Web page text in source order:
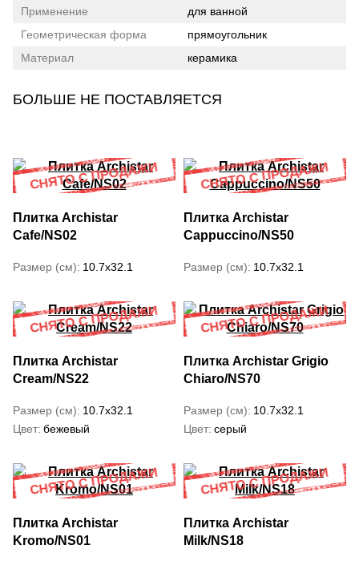
Применение
для ванной
Геометрическая форма
прямоугольник
Материал
керамика
БОЛЬШЕ НЕ ПОСТАВЛЯЕТСЯ
Плитка Archistar
Cafe/NS02
Размер (см) 10.7x32.1
Плитка Archistar
Cappuccino/NS50
Размер (см) 10.7x32.1
Плитка Archistar
Cream/NS22
Размер (см) 10.7x32.1
Цвет бежевый
Плитка Archistar Grigio
Chiaro/NS70
Размер (см) 10.7x32.1
Цвет серый
Плитка Archistar
Kromo/NS01
Плитка Archistar
Milk/NS18